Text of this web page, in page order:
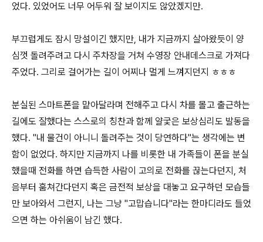
었다. 있었어도 너무 어두워 잘 보이지도 않았겠지만.
부끄럽게도 잠시 망설이긴 했지만, 내가 지금까지 살아왔듯이 양
심껏 돌려주려고 다시 주차장을 거쳐 수영장 안내데스크로 가져다
주었다. 그리로 걸어가는 길이 어찌나 멀게 느껴지던지 ㅎㅎㅎ
분실된 스마트폰을 맡아달라며 전해주고 다시 차를 몰고 출근하는
길에도 잘했다는 스스로의 칭찬과 함께 얄궃은 보상심리도 발동을
했다. "내 물건이 아니니 돌려주는 것이 당연하다"는 생각에는 변
함이 없었다. 하지만 지금까지 나를 비롯한 내 가족들이 폰을 분실
했을때 전화를 하면 습득한 사람이 고의로 전화를 끊는다던지, 처
음부터 훔쳐간다던지 혹은 금전적 보상을 대놓고 요구하던 모습들
만 보아와서 그런지, 나는 그냥 "고맙습니다"라는 한마디라도 들었
으면 하는 아쉬움이 남긴 했다.